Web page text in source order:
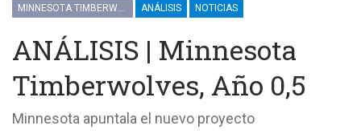
MINNESOTA TIMBERWOLVES ANÁLISIS NOTICIAS
ANÁLISIS | Minnesota
Timberwolves, Año 0,5
Minnesota apuntala el nuevo proyecto